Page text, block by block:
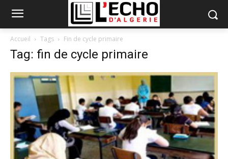
Accueil Tags Fin de cycle primaire
Tag: fin de cycle primaire